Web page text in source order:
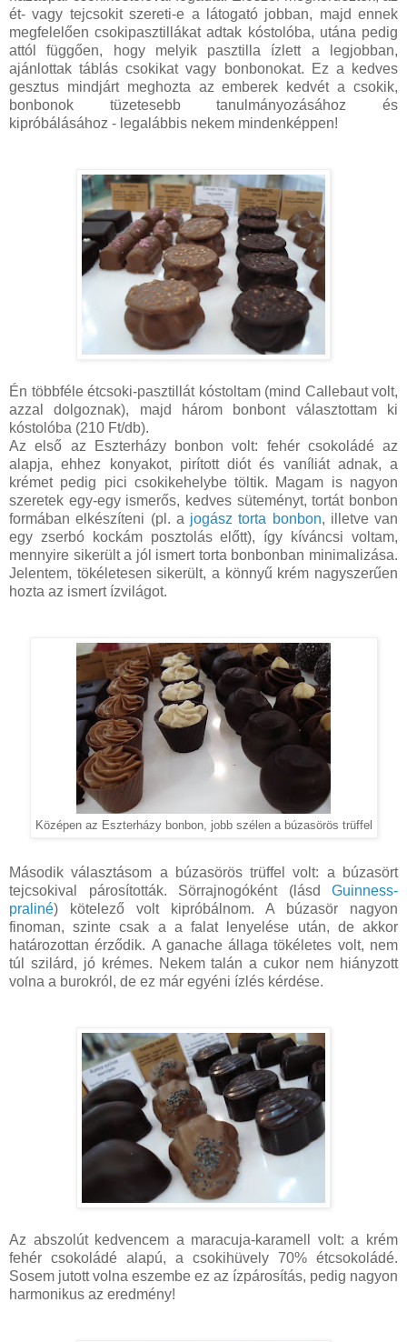
ét- vagy tejcsokit szereti-e a látogató jobban, majd ennek
megfelelően csokipasztillákat adtak kóstolóba, utána pedig
attól függően, hogy melyik pasztilla ízlett a legjobban,
ajánlottak táblás csokikat vagy bonbonokat. Ez a kedves
gesztus mindjárt meghozta az emberek kedvét a csokik,
bonbonok tüzetesebb tanulmányozásához és
kipróbálásához - legalábbis nekem mindenképpen!
Én többféle étcsoki-pasztillát kóstoltam (mind Callebaut volt,
azzal dolgoznak), majd három bonbont választottam ki
kóstolóba (210 Ft/db).
Az első az Eszterházy bonbon volt: fehér csokoládé az
alapja, ehhez konyakot, pirított diót és vaníliát adnak, a
krémet pedig pici csokikehelybe töltik. Magam is nagyon
szeretek egy-egy ismerős, kedves süteményt, tortát bonbon
formában elkészíteni (pl. a jogász torta bonbon, illetve van
egy zserbó kockám posztolás előtt), így kíváncsi voltam,
mennyire sikerült a jól ismert torta bonbonban minimalizása.
Jelentem, tökéletesen sikerült, a könnyű krém nagyszerűen
hozta az ismert ízvilágot.
Középen az Eszterházy bonbon, jobb szélen a búzasörös trüffel
Második választásom a búzasörös trüffel volt: a búzasört
tejcsokival párosították. Sörrajnogóként (lásd Guinness-
praliné) kötelező volt kipróbálnom. A búzasör nagyon
finoman, szinte csak a a falat lenyelése után, de akkor
határozottan érződik. A ganache állaga tökéletes volt, nem
túl szilárd, jó krémes. Nekem talán a cukor nem hiányzott
volna a burokról, de ez már egyéni ízlés kérdése.
Az abszolút kedvencem a maracuja-karamell volt: a krém
fehér csokoládé alapú, a csokihüvely 70% étcsokoládé.
Sosem jutott volna eszembe ez az ízpárosítás, pedig nagyon
harmonikus az eredmény!